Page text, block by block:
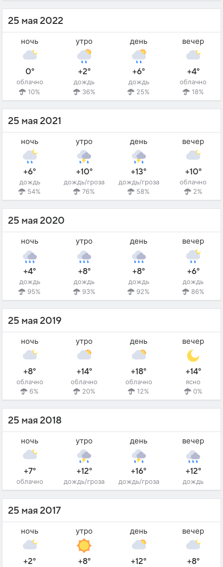
25 мая 2022
ночь
0°
облачно
10%
утро
+2°
дождь
36%
день
+6°
дождь
25%
вечер
+4°
облачно
18%
25 мая 2021
ночь
+6°
дождь
54%
утро
+10°
дождь/гроза
76%
день
+13°
дождь/гроза
58%
вечер
+10°
облачно
2%
25 мая 2020
ночь
+4°
дождь
95%
утро
+8°
дождь
93%
день
+8°
дождь
92%
вечер
+6°
дождь
86%
25 мая 2019
ночь
+8°
облачно
6%
утро
+14°
облачно
20%
день
+18°
облачно
12%
вечер
+14°
ясно
0%
25 мая 2018
ночь
+7°
облачно
утро
+12°
дождь/гроза
день
+16°
дождь/гроза
вечер
+12°
дождь
25 мая 2017
ночь
+2°
утро
+8°
день
+12°
вечер
+8°